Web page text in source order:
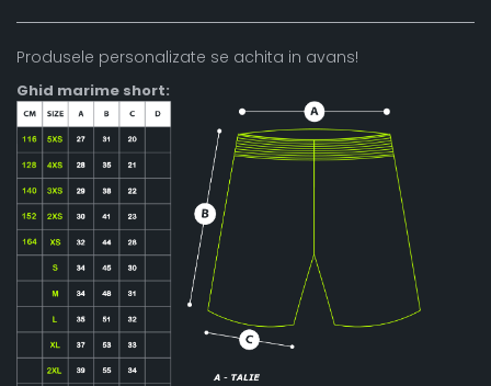
Produsele personalizate se achita in avans!
Ghid marime short: